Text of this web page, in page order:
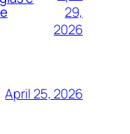
29,
2026
April 25, 2026